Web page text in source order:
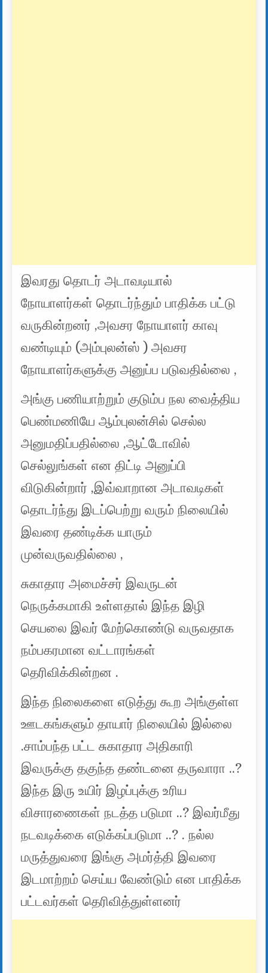
இவரது தொடர் அடாவடியால்
நோயாளர்கள் தொடர்ந்தும் பாதிக்க பட்டு
வருகின்றனர் ,அவசர நோயாளர் காவு
வண்டியும் (அம்புலன்ஸ் ) அவசர
நோயாளர்களுக்கு அனுப்ப படுவதில்லை ,
அங்கு பணியாற்றும் குடும்ப நல வைத்திய
பெண்மணியே ஆம்புலன்சில் செல்ல
அனுமதிப்பதில்லை ,ஆட்டோவில்
செல்லுங்கள் என திட்டி அனுப்பி
விடுகின்றார் ,இவ்வாறான அடாவடிகள்
தொடர்ந்து இடப்பெற்று வரும் நிலையில்
இவரை தண்டிக்க யாரும்
முன்வருவதில்லை ,
சுகாதார அமைச்சர் இவருடன்
நெருக்கமாகி உள்ளதால் இந்த இழி
செயலை இவர் மேற்கொண்டு வருவதாக
நம்பகரமான வட்டாரங்கள்
தெரிவிக்கின்றன .
இந்த நிலைகளை எடுத்து கூற அங்குள்ள
ஊடகங்களும் தாயார் நிலையில் இல்லை
.சாம்பந்த பட்ட சுகாதார அதிகாரி
இவருக்கு தகுந்த தண்டனை தருவாரா ..?
இந்த இரு உயிர் இழப்புக்கு உரிய
விசாரணைகள் நடத்த படுமா ..? இவர்மீது
நடவடிக்கை எடுக்கப்படுமா ..? . நல்ல
மருத்துவரை இங்கு அமர்த்தி இவரை
இடமாற்றம் செய்ய வேண்டும் என பாதிக்க
பட்டவர்கள் தெரிவித்துள்ளனர்